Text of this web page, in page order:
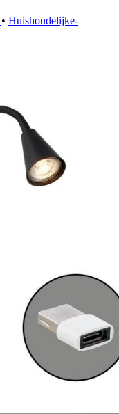
• Huishoudelijke-